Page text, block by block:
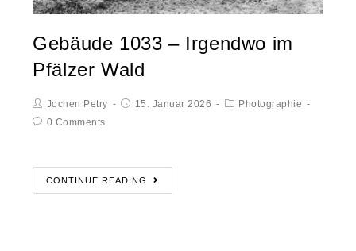
Gebäude 1033 – Irgendwo im
Pfälzer Wald
Jochen Petry 15. Januar 2026
Photographie
0 Comments
CONTINUE READING